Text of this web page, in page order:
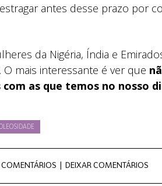
antes desse prazo por
da Nigéria, Índia e
O mais interessante é ver que
as que temos no nosso
COMENTÁRIOS | DEIXAR COMENTÁRIOS